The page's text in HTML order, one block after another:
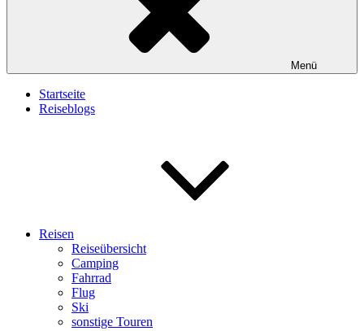
Menü
Startseite
Reiseblogs
Reisen
Reiseübersicht
Camping
Fahrrad
Flug
Ski
sonstige Touren